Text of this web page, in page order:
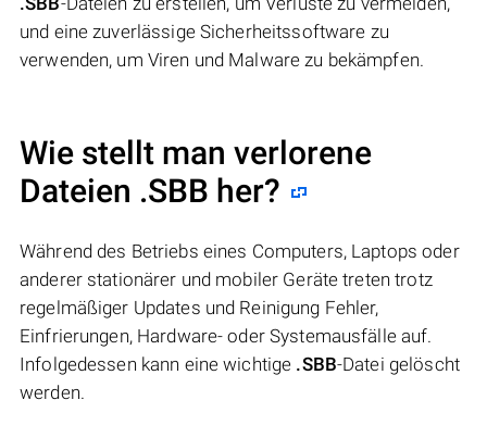
und eine zuverlässige Sicherheitssoftware zu
verwenden, um Viren und Malware zu bekämpfen.
Wie stellt man verlorene
Dateien .SBB her?
Während des Betriebs eines Computers, Laptops oder
anderer stationärer und mobiler Geräte treten trotz
regelmäßiger Updates und Reinigung Fehler,
Einfrierungen, Hardware- oder Systemausfälle auf.
Infolgedessen kann eine wichtige .SBB-Datei gelöscht
werden.